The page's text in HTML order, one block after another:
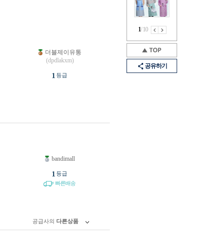
1/10
공유하기
더블제이유통
(dpdlakxm)
1 등급
bandimall
1 등급
빠른배송
공급사의 다른상품